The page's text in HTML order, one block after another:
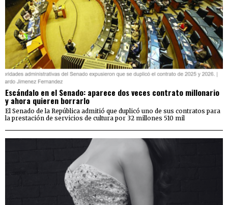
Escándalo en el Senado: aparece dos veces contrato millonario
y ahora quieren borrarlo
El Senado de la República admitió que duplicó uno de sus contratos para
la prestación de servicios de cultura por 32 millones 510 mil